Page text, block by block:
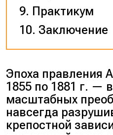
Практикум
Заключение
Эпоха правления
1855 по 1881 г. —
масштабных
навсегда
крепостной